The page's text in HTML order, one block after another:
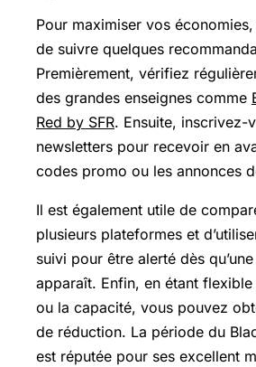
Pour maximiser vos
de suivre quelques
Premièrement, vérifiez
des grandes enseignes comme
Red by SFR. Ensuite, inscrivez-
newsletters pour recevoir en
codes promo ou les annonces
Il est également utile de
plusieurs plateformes et
suivi pour être alerté dès
apparaît. Enfin, en étant
ou la capacité, vous pouvez
de réduction. La période du
est réputée pour ses excellent